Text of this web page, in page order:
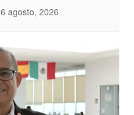
6 agosto, 2026